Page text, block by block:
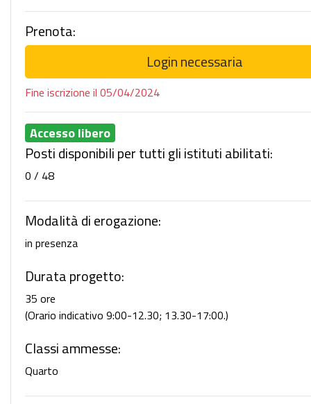
Prenota:
Login necessaria
Fine iscrizione il 05/04/2024
Accesso libero
Posti disponibili per tutti gli istituti abilitati:
0 / 48
Modalità di erogazione:
in presenza
Durata progetto:
35 ore
(Orario indicativo 9:00-12.30; 13.30-17:00.)
Classi ammesse:
Quarto